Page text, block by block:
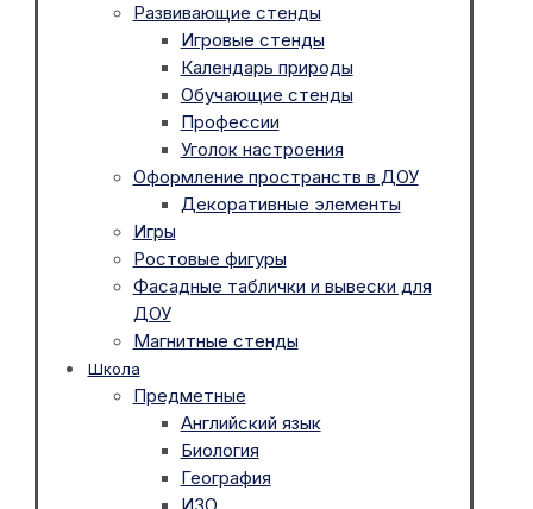
Развивающие стенды
Игровые стенды
Календарь природы
Обучающие стенды
Профессии
Уголок настроения
Оформление пространств в ДОУ
Декоративные элементы
Игры
Ростовые фигуры
Фасадные таблички и вывески для
ДОУ
Магнитные стенды
Школа
Предметные
Английский язык
Биология
География